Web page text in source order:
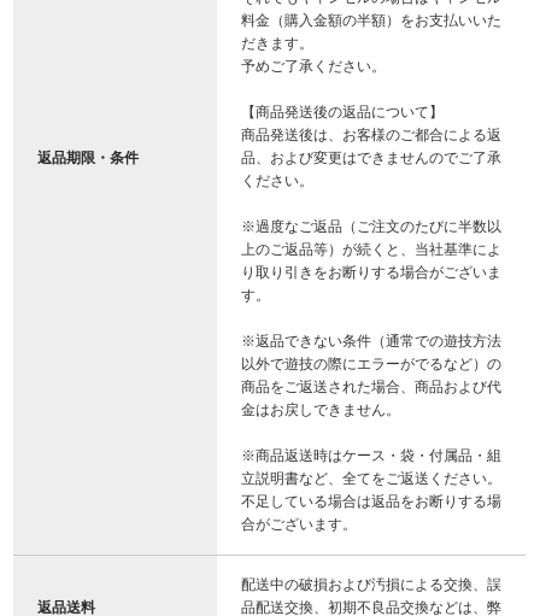
返品期限・条件
料金（購入金額の半額）をお支払いいた
だきます。
予めご了承ください。
【商品発送後の返品について】
商品発送後は、お客様のご都合による返
品、および変更はできませんのでご了承
ください。
※過度なご返品（ご注文のたびに半数以
上のご返品等）が続くと、当社基準によ
り取り引きをお断りする場合がございま
す。
※返品できない条件（通常での遊技方法
以外で遊技の際にエラーがでるなど）の
商品をご返送された場合、商品および代
金はお戻しできません。
※商品返送時はケース・袋・付属品・組
立説明書など、全てをご返送ください。
不足している場合は返品をお断りする場
合がございます。
返品送料
配送中の破損および汚損による交換、誤
品配送交換、初期不良品交換などは、弊